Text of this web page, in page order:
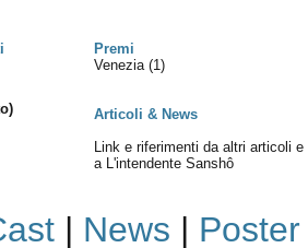
Premi
Venezia (1)
Articoli & News
Link e riferimenti da altri articoli e
a L'intendente Sanshô
| News | Poster